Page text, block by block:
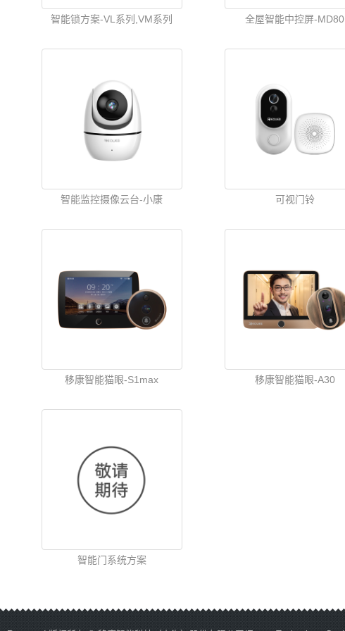
智能锁方案-VL系列,VM系列 全屋智能中控屏-MD80
智能监控摄像云台-小康 可视门铃
移康智能猫眼-S1max 移康智能猫眼-A30
智能门系统方案